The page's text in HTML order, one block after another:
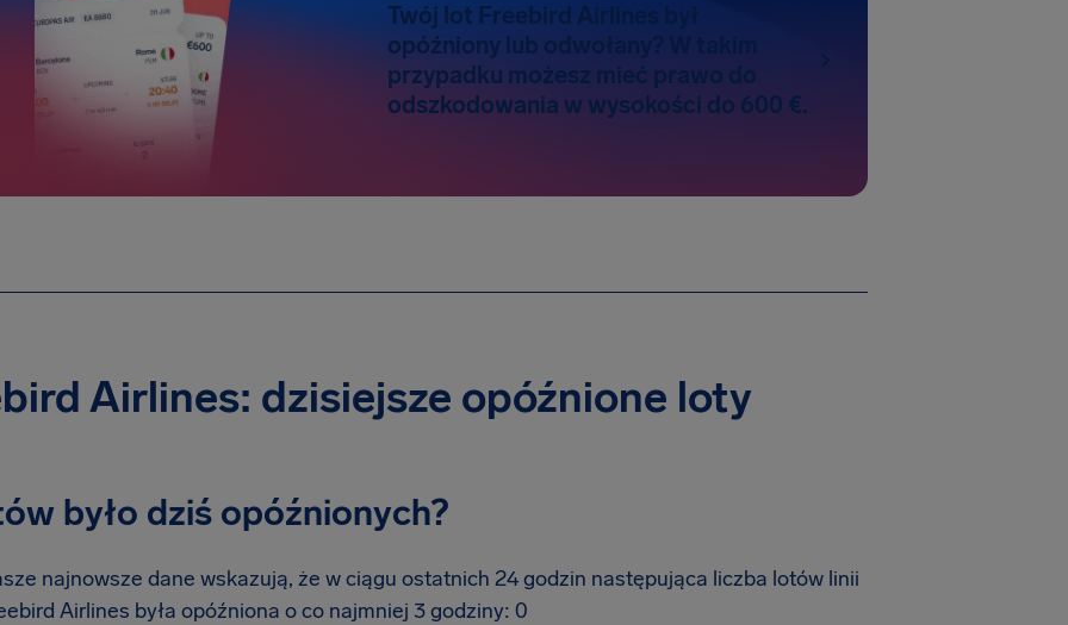
Twój lot Freebird Airlines był
opóźniony lub odwołany? W takim
przypadku możesz mieć prawo do
odszkodowania w wysokości do 600 €.
Airlines: dzisiejsze opóźnione loty
było dziś opóźnionych?
najnowsze dane wskazują, że w ciągu ostatnich 24 godzin następująca liczba lotów linii
Airlines była opóźniona o co najmniej 3 godziny: 0